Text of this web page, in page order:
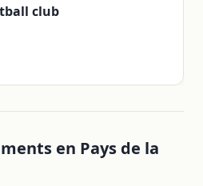
club
en Pays de la